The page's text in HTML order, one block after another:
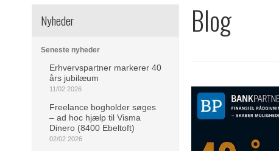
Nyheder
Seneste nyheder
Erhvervspartner markerer 40
års jubilæum
11/02 2026
Freelance bogholder søges
– ad hoc hjælp til Visma
Dinero (8400 Ebeltoft)
02/02 2026
Blog